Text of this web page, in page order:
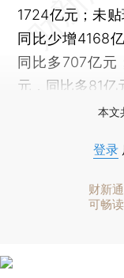
1724亿元；未贴
同比少增4168
同比多707亿元
元，同比多81亿
本文
登录
财新
可畅